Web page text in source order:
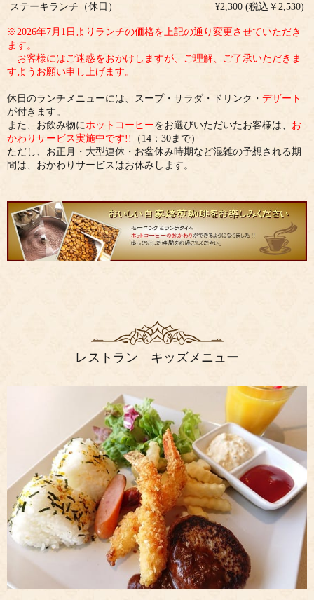
ステーキランチ（休日） ¥2,300 (税込￥2,530)
※2026年7月1日よりランチの価格を上記の通り変更させていただき
ます。
お客様にはご迷惑をおかけしますが、ご理解、ご了承いただきま
すようお願い申し上げます。
休日のランチメニューには、スープ・サラダ・ドリンク・ デザート
が付きます。
また、お飲み物に ホットコーヒーをお選びいただいたお客様は、 お
かわりサービス実施中です!!
（14：30まで）
ただし、お正月・大型連休・お盆休み時期など混雑の予想される期
間は、おかわりサービスはお休みします。
レストラン キッズメニュー